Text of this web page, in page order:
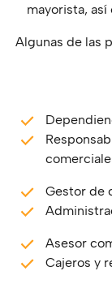
mayorista,
Algunas de las
Gestor de
Asesor
Cajeros y